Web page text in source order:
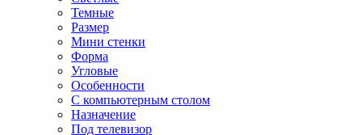
Темные
Размер
Мини стенки
Форма
Угловые
Особенности
С компьютерным столом
Назначение
Под телевизор